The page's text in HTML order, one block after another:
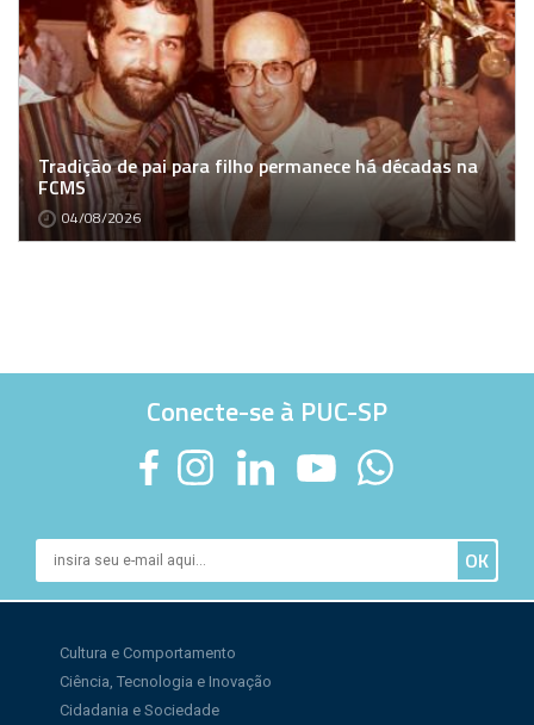
Tradição de pai para filho permanece há décadas na
FCMS
04/08/2026
Conecte-se à PUC-SP
Cultura e Comportamento
Ciência, Tecnologia e Inovação
Cidadania e Sociedade